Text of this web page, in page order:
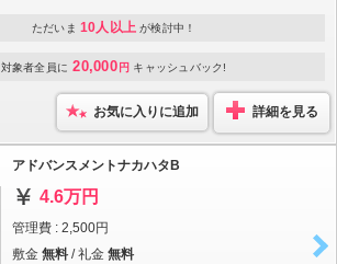
ただいま 10人以上 が検討中！
対象者全員に 20,000 円 キャッシュバック!
お気に入りに追加 詳細を見る
アドバンスメントナカハタB
4.6万円
管理費 : 2,500円
敷金 無料 / 礼金 無料